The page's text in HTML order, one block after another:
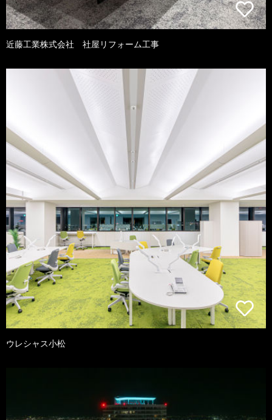
近藤工業株式会社 社屋リフォーム工事
ウレシャス小松